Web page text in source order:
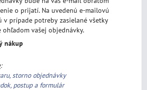
o prijatí. Na uvedenú e-mailovú
v prípade potreby zasielané všetky
ohľadom vašej objednávky.
nákup
:
storno objednávky
postup a formulár